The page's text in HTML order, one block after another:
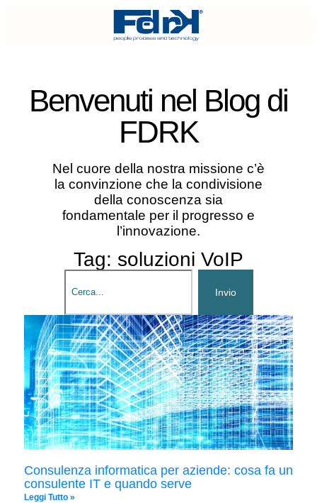
Benvenuti nel Blog di
FDRK
Nel cuore della nostra missione c’è
la convinzione che la condivisione
della conoscenza sia
fondamentale per il progresso e
l’innovazione.
Tag: soluzioni VoIP
Invio
Consulenza informatica per aziende: cosa fa un
consulente IT e quando serve
Leggi Tutto »